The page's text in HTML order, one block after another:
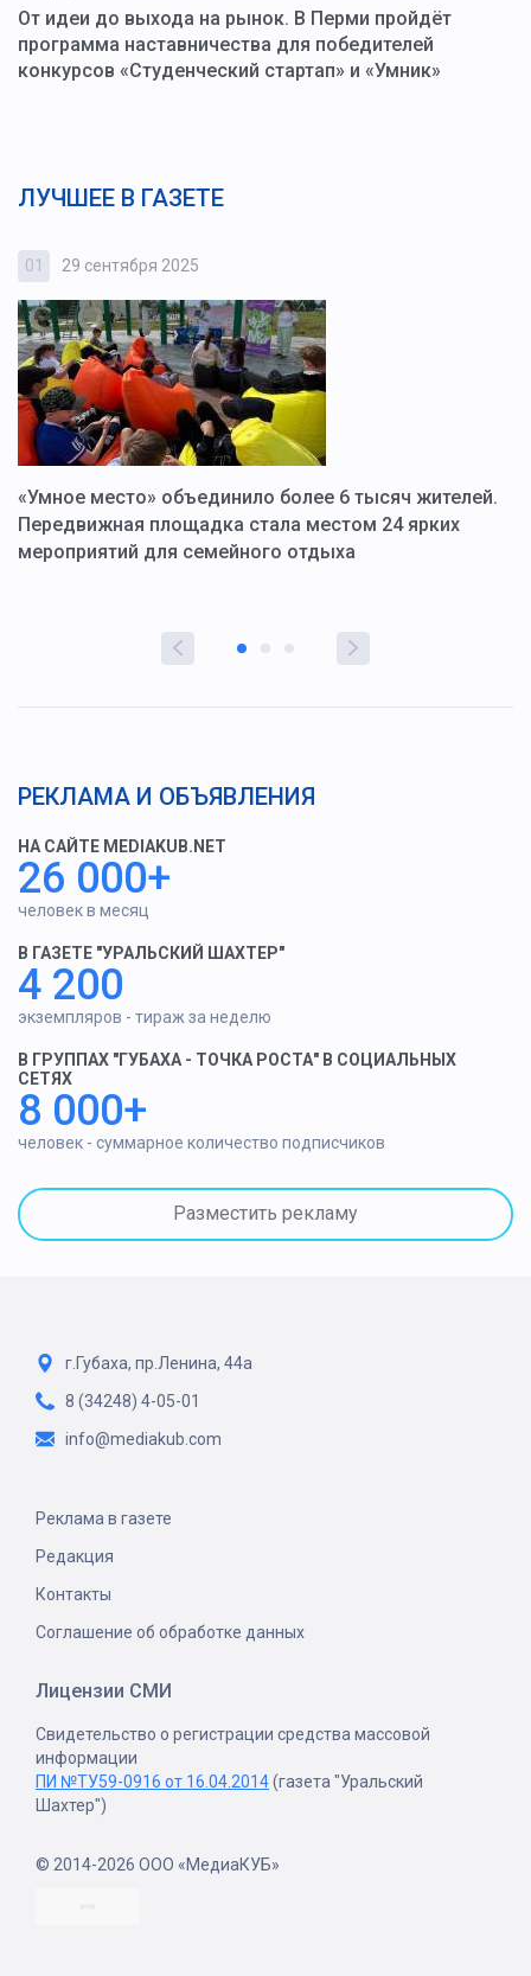
От идеи до выхода на рынок. В Перми пройдёт
программа наставничества для победителей
конкурсов «Студенческий стартап» и «Умник»
ЛУЧШЕЕ В ГАЗЕТЕ
01 29 сентября 2025
«Умное место» объединило более 6 тысяч жителей.
Передвижная площадка стала местом 24 ярких
мероприятий для семейного отдыха
РЕКЛАМА И ОБЪЯВЛЕНИЯ
НА САЙТЕ MEDIAKUB.NET
26 000+
человек в месяц
В ГАЗЕТЕ "УРАЛЬСКИЙ ШАХТЕР"
4 200
экземпляров - тираж за неделю
В ГРУППАХ "ГУБАХА - ТОЧКА РОСТА" В СОЦИАЛЬНЫХ
СЕТЯХ
8 000+
человек - суммарное количество подписчиков
Разместить рекламу
г.Губаха, пр.Ленина, 44а
8 (34248) 4-05-01
info@mediakub.com
Реклама в газете
Редакция
Контакты
Соглашение об обработке данных
Лицензии СМИ
Свидетельство о регистрации средства массовой
информации
ПИ №ТУ59-0916 от 16.04.2014(газета "Уральский
Шахтер")
© 2014-2026 ООО «МедиаКУБ»